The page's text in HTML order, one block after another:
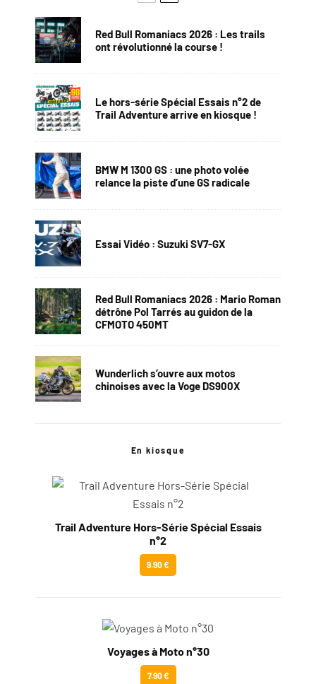
Red Bull Romaniacs 2026 : Les trails
ont révolutionné la course !
Le hors-série Spécial Essais n°2 de
Trail Adventure arrive en kiosque !
BMW M 1300 GS : une photo volée
relance la piste d’une GS radicale
Essai Vidéo : Suzuki SV7-GX
Red Bull Romaniacs 2026 : Mario Roman
détrône Pol Tarrés au guidon de la
CFMOTO 450MT
Wunderlich s’ouvre aux motos
chinoises avec la Voge DS900X
En kiosque
Trail Adventure Hors-Série Spécial Essais
n°2
9.90 €
Voyages à Moto n°30
7.90 €